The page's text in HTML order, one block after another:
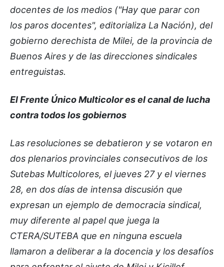
docentes de los medios ("Hay que parar con
los paros docentes", editorializa La Nación), del
gobierno derechista de Milei, de la provincia de
Buenos Aires y de las direcciones sindicales
entreguistas.
El Frente Único Multicolor es el canal de lucha
contra todos los gobiernos
Las resoluciones se debatieron y se votaron en
dos plenarios provinciales consecutivos de los
Sutebas Multicolores, el jueves 27 y el viernes
28, en dos días de intensa discusión que
expresan un ejemplo de democracia sindical,
muy diferente al papel que juega la
CTERA/SUTEBA que en ninguna escuela
llamaron a deliberar a la docencia y los desafíos